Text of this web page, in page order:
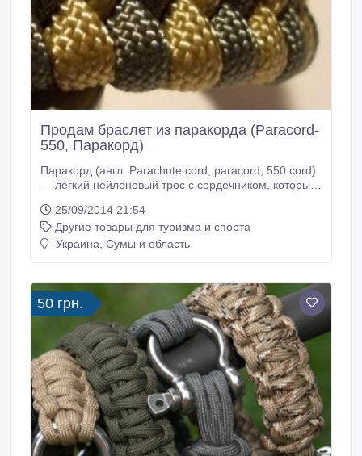
Продам браслет из паракорда (Paracord-
550, Паракорд)
Паракорд (англ. Parachute cord, paracord, 550 cord)
— лёгкий нейлоновый трос с сердечником, который
парашютов во время Второй мировой войны.
Сейчас паракорд используется в качестве
универсального троса, как военными, так и
25/09/2014 21:54
Другие товары для туризма и спорта
Украина, Сумы и область
50 грн.